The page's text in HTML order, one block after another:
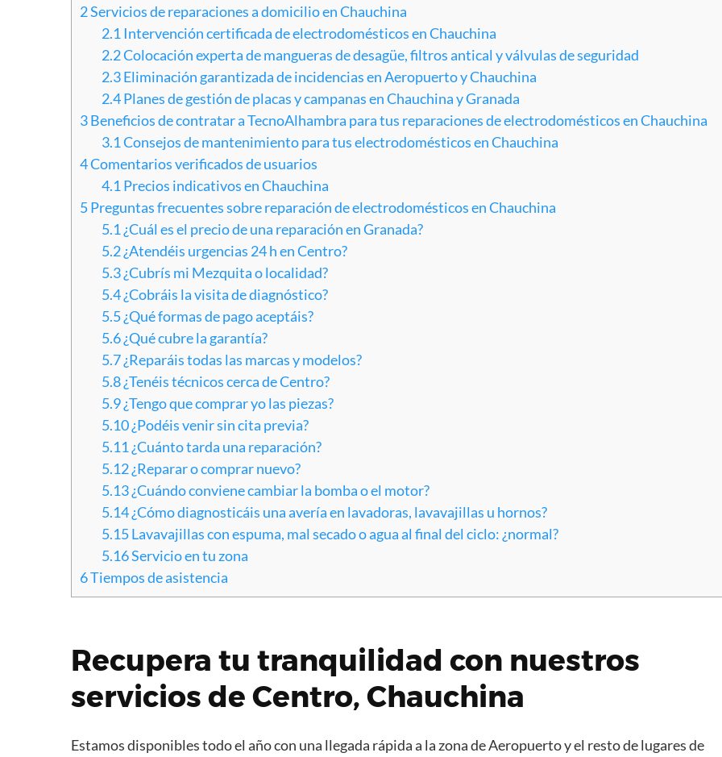
2Servicios de reparaciones a domicilio en Chauchina
2.1 Intervención certificada de electrodomésticos en Chauchina
2.2Colocación experta de mangueras de desagüe, filtros antical y válvulas de seguridad
2.3Eliminación garantizada de incidencias en Aeropuerto y Chauchina
2.4Planes de gestión de placas y campanas en Chauchina y Granada
3Beneficios de contratar a TecnoAlhambra para tus reparaciones de electrodomésticos en Chauchina
3.1Consejos de mantenimiento para tus electrodomésticos en Chauchina
4Comentarios verificados de usuarios
4.1 Precios indicativos en Chauchina
5Preguntas frecuentes sobre reparación de electrodomésticos en Chauchina
5.1 ¿Cuál es el precio de una reparación en Granada?
5.2¿Atendéis urgencias 24 h en Centro?
5.3¿Cubrís mi Mezquita o localidad?
5.4¿Cobráis la visita de diagnóstico?
5.5¿Qué formas de pago aceptáis?
5.6¿Qué cubre la garantía?
5.7¿Reparáis todas las marcas y modelos?
5.8¿Tenéis técnicos cerca de Centro?
5.9¿Tengo que comprar yo las piezas?
5.10¿Podéis venir sin cita previa?
5.11 ¿Cuánto tarda una reparación?
5.12¿Reparar o comprar nuevo?
5.13¿Cuándo conviene cambiar la bomba o el motor?
5.14¿Cómo diagnosticáis una avería en lavadoras, lavavajillas u hornos?
5.15Lavavajillas con espuma, mal secado o agua al final del ciclo: ¿normal?
5.16Servicio en tu zona
6Tiempos de asistencia
Recupera tu tranquilidad con nuestros
servicios de Centro, Chauchina
Estamos disponibles todo el año con una llegada rápida a la zona de Aeropuerto y el resto de lugares de